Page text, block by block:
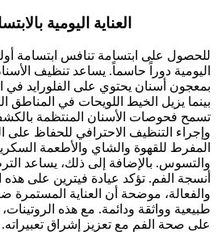
العناية اليومية
للحصول على ابتسامة تنافس ابتسامة
اليومية دوراً حاسماً. يساعد تنظيف
بمعجون أسنان يحتوي على الفلورايد في
بينما يزيل الخيط اللويحات في المناطق
تسمح فحوصات الأسنان المنتظمة
وإجراء التنظيف الاحترافي للحفاظ
المفرط للقهوة والشاي والأطعمة
والتسوس. بالإضافة إلى ذلك، يساعد
أنسجة الفم. تؤكد عيادة فيترين على
والفعالة، موضحة أن العناية المستمرة
طبيعية وواثقة ودائمة. مع هذه
على صحة الفم مع تعزيز إشراق تعبيراته.